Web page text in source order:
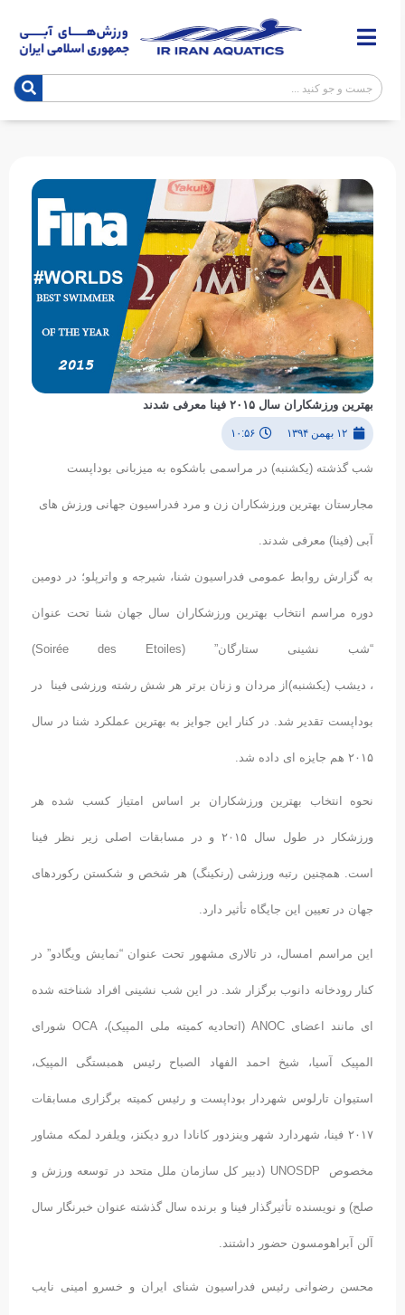
بهترین ورزشکاران سال ۲۰۱۵ فینا معرفی شدند
۱۲ بهمن ۱۳۹۴ ۱۰:۵۶
شب گذشته (یکشنبه) در مراسمی باشکوه به میزبانی بوداپست
مجارستان بهترین ورزشکاران زن و مرد فدراسیون جهانی ورزش های
آبی (فینا) معرفی شدند.
به گزارش روابط عمومی فدراسیون شنا، شیرجه و واترپلو؛ در دومین
دوره مراسم انتخاب بهترین ورزشکاران سال جهان شنا تحت عنوان
“شب نشینی ستارگان” (Soirée des Etoiles)
، دیشب (یکشنبه)از مردان و زنان برتر هر شش رشته ورزشی فینا در
بوداپست تقدیر شد. در کنار این جوایز به بهترین عملکرد شنا در سال
۲۰۱۵ هم جایزه ای داده شد.
نحوه انتخاب بهترین ورزشکاران بر اساس امتیاز کسب شده هر
ورزشکار در طول سال ۲۰۱۵ و در مسابقات اصلی زیر نظر فینا
است. همچنین رتبه ورزشی (رنکینگ) هر شخص و شکستن رکوردهای
جهان در تعیین این جایگاه تأثیر دارد.
این مراسم امسال، در تالاری مشهور تحت عنوان “نمایش ویگادو” در
کنار رودخانه دانوب برگزار شد. در این شب نشینی افراد شناخته شده
ای مانند اعضای ANOC (اتحادیه کمیته ملی المپیک)، OCA شورای
المپیک آسیا، شیخ احمد الفهاد الصباح رئیس همبستگی المپیک،
استیوان تارلوس شهردار بوداپست و رئیس کمیته برگزاری مسابقات
۲۰۱۷ فینا، شهردارد شهر وینزدور کانادا درو دیکنز، ویلفرد لمکه مشاور
مخصوص UNOSDP (دبیر کل سازمان ملل متحد در توسعه ورزش و
صلح) و نویسنده تأثیرگذار فینا و برنده سال گذشته عنوان خبرنگار سال
آلن آبراهومسون حضور داشتند.
محسن رضوانی رئیس فدراسیون شنای ایران و خسرو امینی نایب